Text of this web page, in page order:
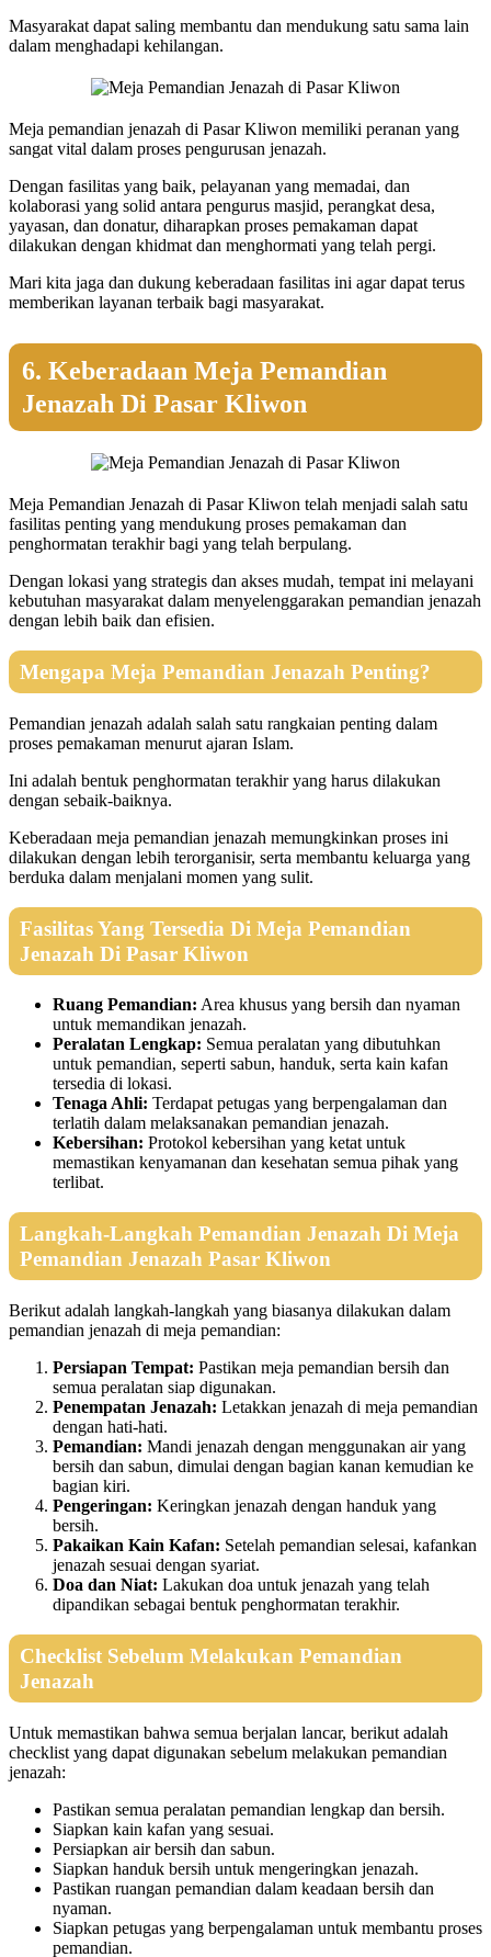
Masyarakat dapat saling membantu dan mendukung satu sama lain
dalam menghadapi kehilangan.
Meja pemandian jenazah di Pasar Kliwon memiliki peranan yang
sangat vital dalam proses pengurusan jenazah.
Dengan fasilitas yang baik, pelayanan yang memadai, dan
kolaborasi yang solid antara pengurus masjid, perangkat desa,
yayasan, dan donatur, diharapkan proses pemakaman dapat
dilakukan dengan khidmat dan menghormati yang telah pergi.
Mari kita jaga dan dukung keberadaan fasilitas ini agar dapat terus
memberikan layanan terbaik bagi masyarakat.
6. Keberadaan Meja Pemandian
Jenazah Di Pasar Kliwon
Meja Pemandian Jenazah di Pasar Kliwon telah menjadi salah satu
fasilitas penting yang mendukung proses pemakaman dan
penghormatan terakhir bagi yang telah berpulang.
Dengan lokasi yang strategis dan akses mudah, tempat ini melayani
kebutuhan masyarakat dalam menyelenggarakan pemandian jenazah
dengan lebih baik dan efisien.
Mengapa Meja Pemandian Jenazah Penting?
Pemandian jenazah adalah salah satu rangkaian penting dalam
proses pemakaman menurut ajaran Islam.
Ini adalah bentuk penghormatan terakhir yang harus dilakukan
dengan sebaik-baiknya.
Keberadaan meja pemandian jenazah memungkinkan proses ini
dilakukan dengan lebih terorganisir, serta membantu keluarga yang
berduka dalam menjalani momen yang sulit.
Fasilitas Yang Tersedia Di Meja Pemandian
Jenazah Di Pasar Kliwon
Ruang Pemandian: Area khusus yang bersih dan nyaman
untuk memandikan jenazah.
Peralatan Lengkap: Semua peralatan yang dibutuhkan
untuk pemandian, seperti sabun, handuk, serta kain kafan
tersedia di lokasi.
Tenaga Ahli: Terdapat petugas yang berpengalaman dan
terlatih dalam melaksanakan pemandian jenazah.
Kebersihan: Protokol kebersihan yang ketat untuk
memastikan kenyamanan dan kesehatan semua pihak yang
terlibat.
Langkah-Langkah Pemandian Jenazah Di Meja
Pemandian Jenazah Pasar Kliwon
Berikut adalah langkah-langkah yang biasanya dilakukan dalam
pemandian jenazah di meja pemandian:
Persiapan Tempat: Pastikan meja pemandian bersih dan
semua peralatan siap digunakan.
Penempatan Jenazah: Letakkan jenazah di meja pemandian
dengan hati-hati.
Pemandian: Mandi jenazah dengan menggunakan air yang
bersih dan sabun, dimulai dengan bagian kanan kemudian ke
bagian kiri.
Pengeringan: Keringkan jenazah dengan handuk yang
bersih.
Pakaikan Kain Kafan: Setelah pemandian selesai, kafankan
jenazah sesuai dengan syariat.
Doa dan Niat: Lakukan doa untuk jenazah yang telah
dipandikan sebagai bentuk penghormatan terakhir.
Checklist Sebelum Melakukan Pemandian
Jenazah
Untuk memastikan bahwa semua berjalan lancar, berikut adalah
checklist yang dapat digunakan sebelum melakukan pemandian
jenazah:
Pastikan semua peralatan pemandian lengkap dan bersih.
Siapkan kain kafan yang sesuai.
Persiapkan air bersih dan sabun.
Siapkan handuk bersih untuk mengeringkan jenazah.
Pastikan ruangan pemandian dalam keadaan bersih dan
nyaman.
Siapkan petugas yang berpengalaman untuk membantu proses
pemandian.